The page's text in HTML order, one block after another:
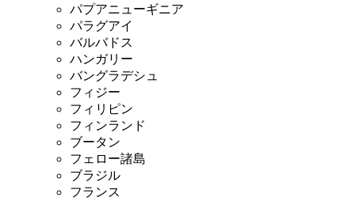
パプアニューギニア
パラグアイ
バルバドス
ハンガリー
バングラデシュ
フィジー
フィリピン
フィンランド
ブータン
フェロー諸島
ブラジル
フランス